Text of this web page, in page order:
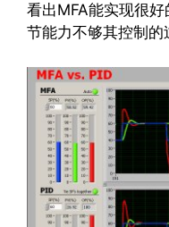
看出MFA能实现很
节能力不够其控制的